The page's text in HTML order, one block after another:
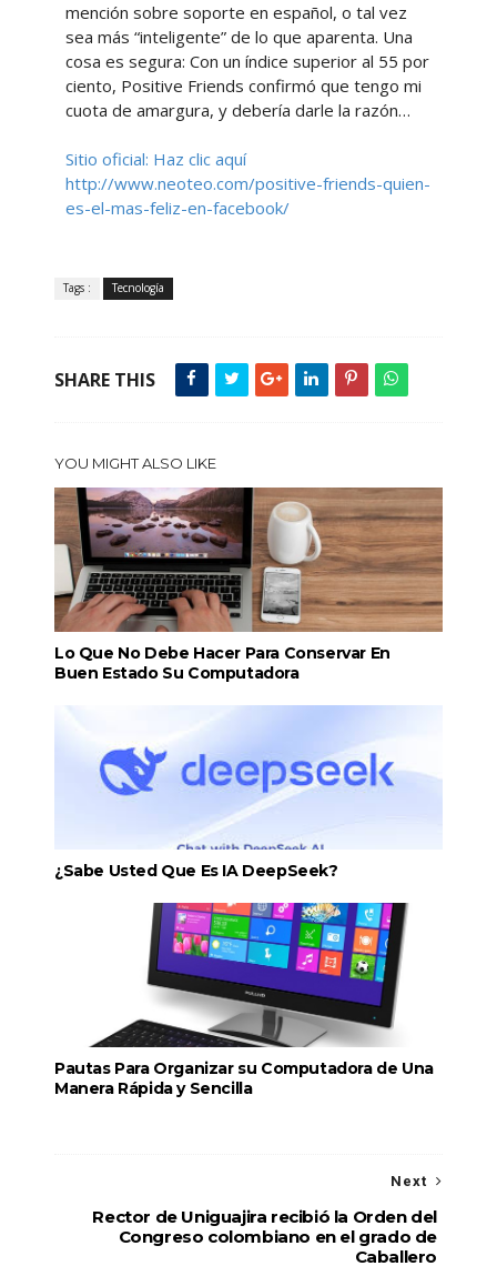
mención sobre soporte en español, o tal vez
sea más “inteligente” de lo que aparenta. Una
cosa es segura: Con un índice superior al 55 por
ciento, Positive Friends confirmó que tengo mi
cuota de amargura, y debería darle la razón…
Sitio oficial: Haz clic aquí
http://www.neoteo.com/positive-friends-quien-
es-el-mas-feliz-en-facebook/
Tags : Tecnología
SHARE THIS
YOU MIGHT ALSO LIKE
Lo Que No Debe Hacer Para Conservar En
Buen Estado Su Computadora
¿Sabe Usted Que Es IA DeepSeek?
Pautas Para Organizar su Computadora de Una
Manera Rápida y Sencilla
Next
Rector de Uniguajira recibió la Orden del
Congreso colombiano en el grado de
Caballero